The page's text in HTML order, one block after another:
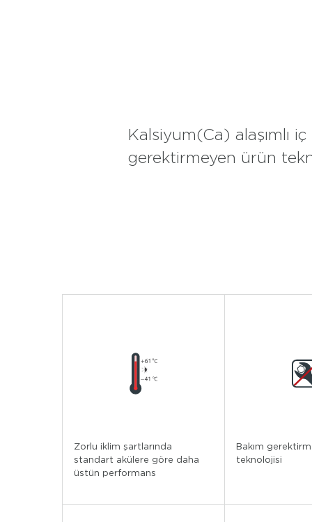
Kalsiyum(Ca) alaşımlı iç
gerektirmeyen ürün
Zorlu iklim şartlarında
standart akülere göre daha
üstün performans
Bakım
teknolojisi